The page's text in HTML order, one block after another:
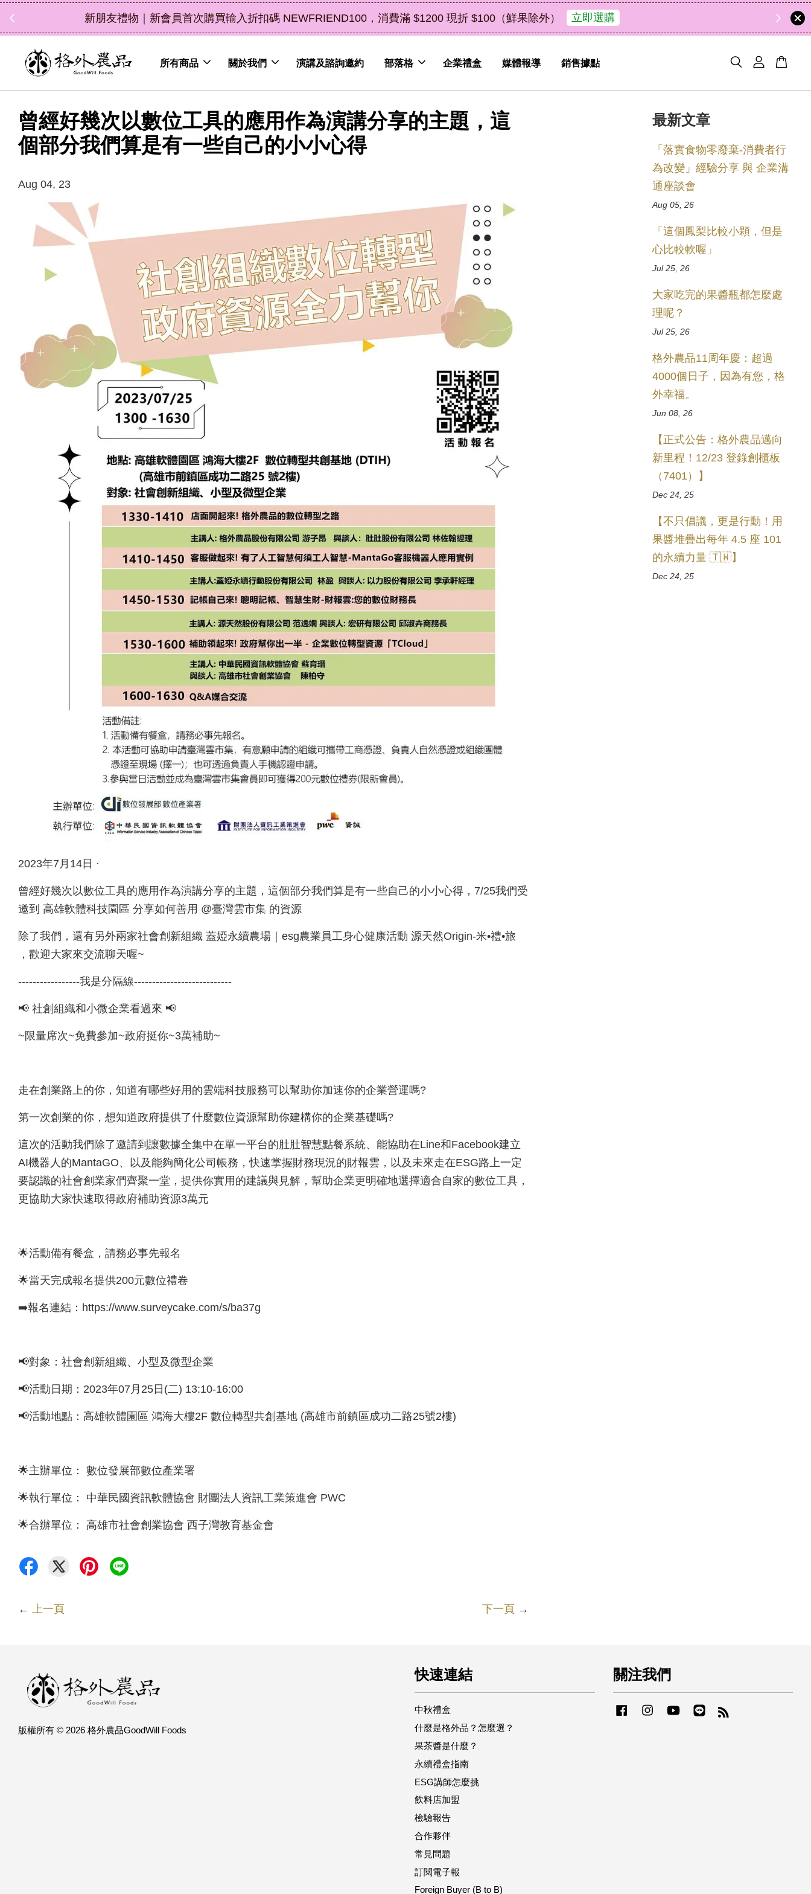
中秋禮盒新上市｜橘皮植萃永續好禮，解油去味・送禮自用兩相宜 了解詳情 47 0
小時
22
分鐘
33
秒
所有商品 關於我們 演講及諮詢邀約 部落格 企業禮盒 媒體報導 銷售據點
曾經好幾次以數位工具的應用作為演講分享的主題，這
個部分我們算是有一些自己的小小心得
Aug 04, 23
2023年7月14日 ·
曾經好幾次以數位工具的應用作為演講分享的主題，這個部分我們算是有一些自己的小小心得，7/25我們受
邀到 高雄軟體科技園區 分享如何善用 @臺灣雲市集 的資源
除了我們，還有另外兩家社會創新組織 蓋婭永續農場｜esg農業員工身心健康活動 源天然Origin-米•禮•旅
，歡迎大家來交流聊天喔~
-----------------我是分隔線---------------------------
📢 社創組織和小微企業看過來 📢
~限量席次~免費參加~政府挺你~3萬補助~
走在創業路上的你，知道有哪些好用的雲端科技服務可以幫助你加速你的企業營運嗎?
第一次創業的你，想知道政府提供了什麼數位資源幫助你建構你的企業基礎嗎?
這次的活動我們除了邀請到讓數據全集中在單一平台的肚肚智慧點餐系統、能協助在Line和Facebook建立
AI機器人的MantaGO、以及能夠簡化公司帳務，快速掌握財務現況的財報雲，以及未來走在ESG路上一定
要認識的社會創業家們齊聚一堂，提供你實用的建議與見解，幫助企業更明確地選擇適合自家的數位工具，
更協助大家快速取得政府補助資源3萬元
🌟活動備有餐盒，請務必事先報名
🌟當天完成報名提供200元數位禮卷
➡️報名連結：https://www.surveycake.com/s/ba37g
📢對象：社會創新組織、小型及微型企業
📢活動日期：2023年07月25日(二) 13:10-16:00
📢活動地點：高雄軟體園區 鴻海大樓2F 數位轉型共創基地 (高雄市前鎮區成功二路25號2樓)
🌟主辦單位： 數位發展部數位產業署
🌟執行單位： 中華民國資訊軟體協會 財團法人資訊工業策進會 PWC
🌟合辦單位： 高雄市社會創業協會 西子灣教育基金會
← 上一頁 下一頁 →
最新文章
「落實食物零廢棄-消費者行
為改變」經驗分享 與 企業溝
通座談會
Aug 05, 26
「這個鳳梨比較小顆，但是
心比較軟喔」
Jul 25, 26
大家吃完的果醬瓶都怎麼處
理呢？
Jul 25, 26
格外農品11周年慶：超過
4000個日子，因為有您，格
外幸福。
Jun 08, 26
【正式公告：格外農品邁向
新里程！12/23 登錄創櫃板
（7401）】
Dec 24, 25
【不只倡議，更是行動！用
果醬堆疊出每年 4.5 座 101
的永續力量 🇹🇼】
Dec 24, 25
版權所有 © 2026 格外農品GoodWill Foods
快速連結
中秋禮盒
什麼是格外品？怎麼選？
果茶醬是什麼？
永續禮盒指南
ESG講師怎麼挑
飲料店加盟
檢驗報告
合作夥伴
常見問題
訂閱電子報
Foreign Buyer (B to B)
關注我們
FacebookInstagramYouTubeLine